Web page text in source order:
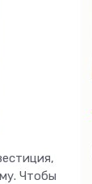
Чтобы